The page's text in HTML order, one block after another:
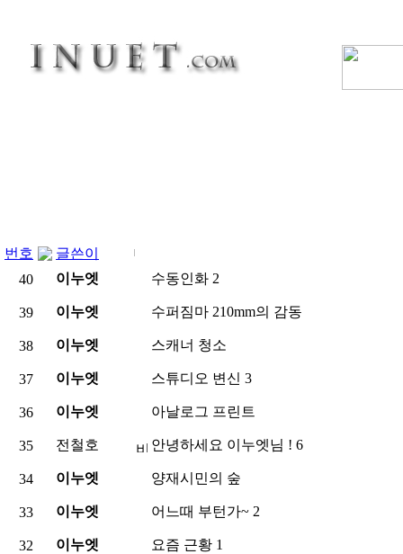
번호
글쓴이
40
이누엣 수동인화 2
39 이누엣 수퍼짐마 210mm의 감동
38 이누엣 스캐너 청소
37 이누엣 스튜디오 변신 3
36 이누엣 아날로그 프린트
35 전철호 안녕하세요 이누엣님 ! 6
34 이누엣 양재시민의 숲
33 이누엣 어느때 부턴가~ 2
32 이누엣 요즘 근황 1